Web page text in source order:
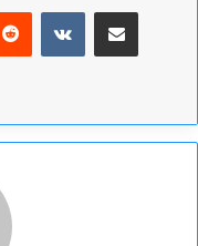
Reddit VKontaktePartager par email